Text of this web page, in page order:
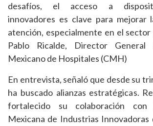
desafíos, el acceso a
innovadores es clave para mejorar
atención, especialmente en el
Pablo Ricalde, Director General
Mexicano de Hospitales (CMH)
En entrevista, señaló que desde su
ha buscado alianzas estratégicas.
fortalecido su colaboración con
Mexicana de Industrias Innovadoras